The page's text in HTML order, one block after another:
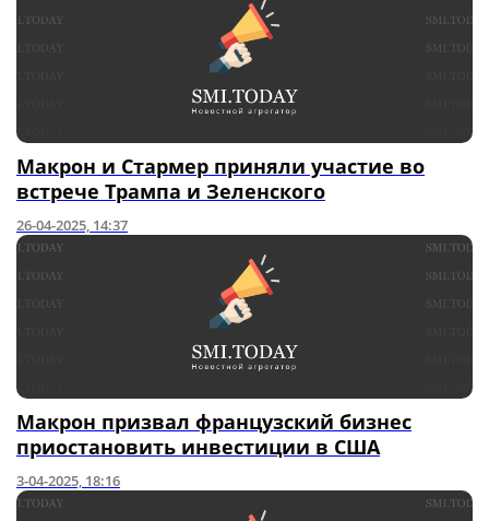
Макрон и Стармер приняли участие во
встрече Трампа и Зеленского
26-04-2025, 14:37
Макрон призвал французский бизнес
приостановить инвестиции в США
3-04-2025, 18:16